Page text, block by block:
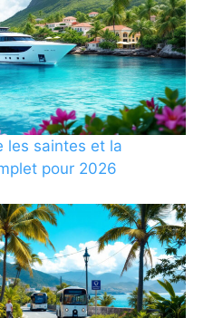
les saintes et la
pour 2026